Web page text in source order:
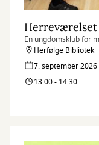
Herreværelset
En ungdomsklub for
Herfølge Bibliotek
7. september 2026
13:00 - 14:30